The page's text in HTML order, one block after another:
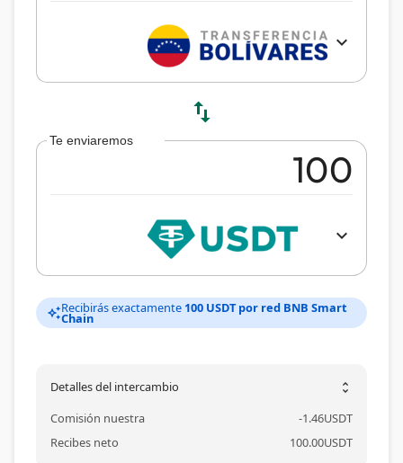
expand_more
swap_vert
Te enviaremos
expand_more
auto_awesomeRecibirás exactamente 100 USDT por red BNB Smart
Chain
Detalles del intercambio unfold_more
Comisión nuestra -1.46USDT
Recibes neto
100.00USDT